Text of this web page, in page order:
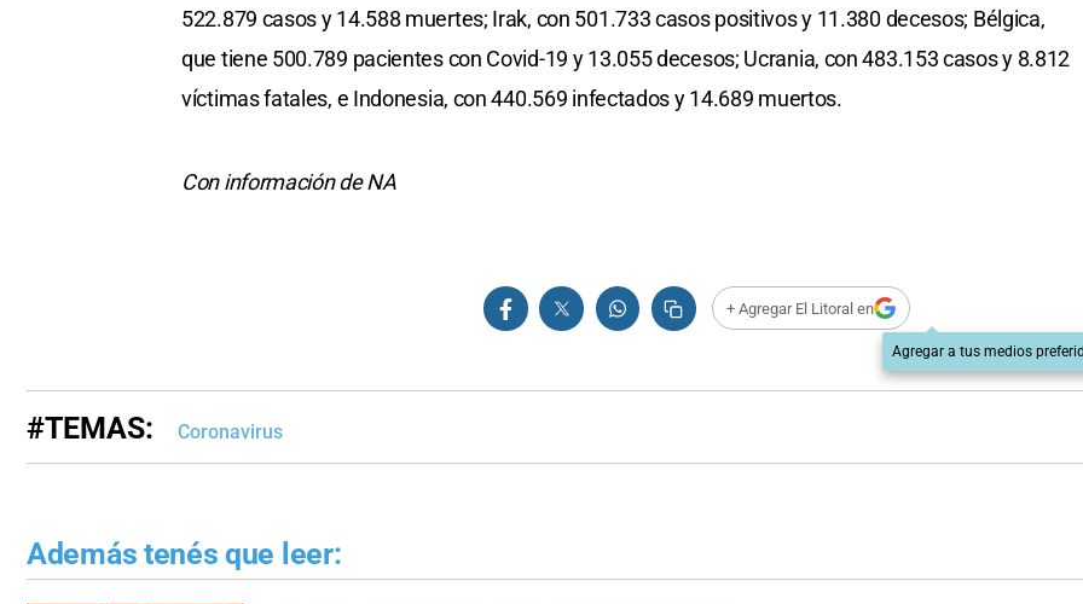
522.879 casos y 14.588 muertes; Irak, con 501.733 casos positivos y 11.380 decesos; Bélgica,
que tiene 500.789 pacientes con Covid-19 y 13.055 decesos; Ucrania, con 483.153 casos y 8.812
víctimas fatales, e Indonesia, con 440.569 infectados y 14.689 muertos.
Con información de NA
+ Agregar El Litoral en
Agregar a tus medios
#TEMAS: Coronavirus
Además tenés que leer: